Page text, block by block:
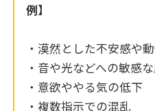
例】
・漠然とした不安感や
・音や光などへの敏感
・意欲ややる気の低下
・複数指示での混乱